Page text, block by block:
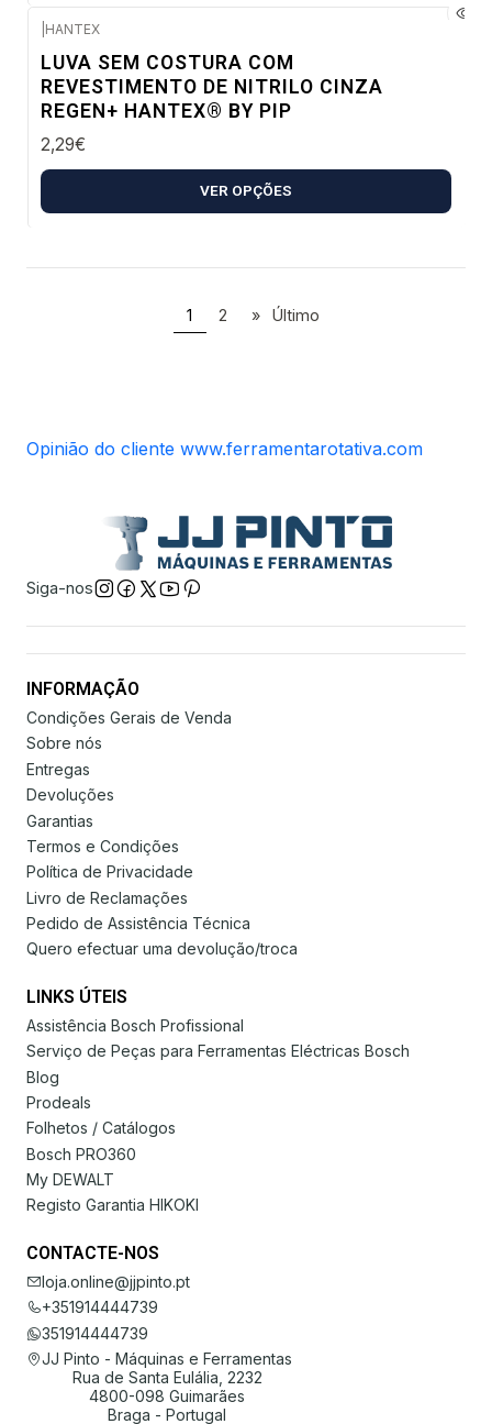
HANTEX
LUVA SEM COSTURA COM
REVESTIMENTO DE NITRILO CINZA
REGEN+ HANTEX® BY PIP
2,29€
VER OPÇÕES
1 2 » Último
Opinião do cliente www.ferramentarotativa.com
Siga-nos
INFORMAÇÃO
Condições Gerais de Venda
Sobre nós
Entregas
Devoluções
Garantias
Termos e Condições
Política de Privacidade
Livro de Reclamações
Pedido de Assistência Técnica
Quero efectuar uma devolução/troca
LINKS ÚTEIS
Assistência Bosch Profissional
Serviço de Peças para Ferramentas Eléctricas Bosch
Blog
Prodeals
Folhetos / Catálogos
Bosch PRO360
My DEWALT
Registo Garantia HIKOKI
CONTACTE-NOS
loja.online@jjpinto.pt
+351914444739
351914444739
JJ Pinto - Máquinas e Ferramentas
Rua de Santa Eulália, 2232
4800-098 Guimarães
Braga - Portugal